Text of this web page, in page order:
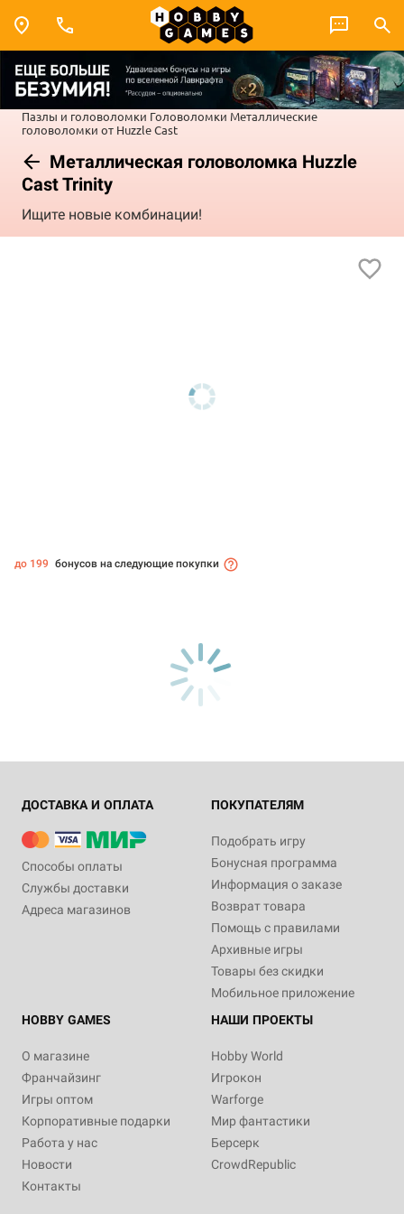
Пазлы и головоломки Головоломки Металлические
головоломки от Huzzle Cast
Металлическая головоломка Huzzle
Cast Trinity
Ищите новые комбинации!
до 199 бонусов на следующие покупки
ДОСТАВКА И ОПЛАТА
Способы оплаты
Службы доставки
Адреса магазинов
ПОКУПАТЕЛЯМ
Подобрать игру
Бонусная программа
Информация о заказе
Возврат товара
Помощь с правилами
Архивные игры
Товары без скидки
Мобильное приложение
HOBBY GAMES
О магазине
Франчайзинг
Игры оптом
Корпоративные подарки
Работа у нас
Новости
Контакты
НАШИ ПРОЕКТЫ
Hobby World
Игрокон
Warforge
Мир фантастики
Берсерк
CrowdRepublic